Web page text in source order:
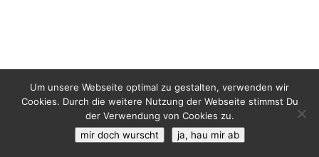
Um unsere Webseite optimal zu gestalten, verwenden wir
Cookies. Durch die weitere Nutzung der Webseite stimmst Du
der Verwendung von Cookies zu.
mir doch wurscht
ja, hau mir ab